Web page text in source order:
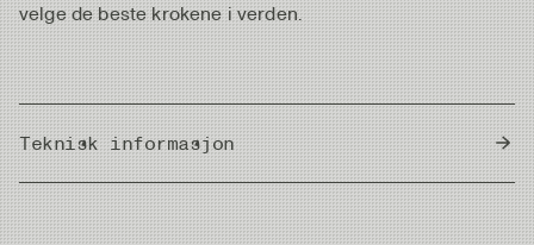
velge de beste krokene i verden.
Teknisk informasjon
Country of Origin Japan